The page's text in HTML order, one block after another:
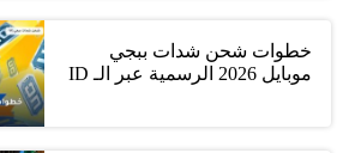
خطوات شحن شدات ببجي
موبايل 2026 الرسمية عبر الـ ID